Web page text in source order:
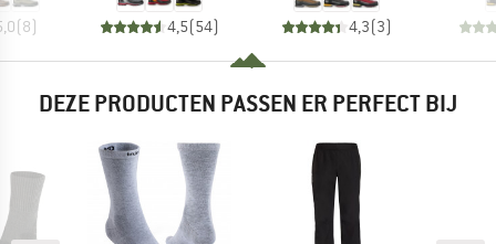
(8) 4,5(54) 4,3(3)
DEZE PRODUCTEN PASSEN ER PERFECT BIJ